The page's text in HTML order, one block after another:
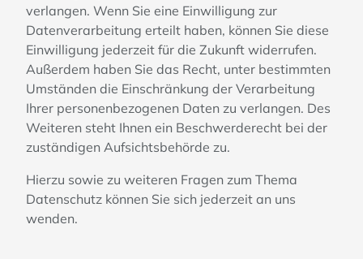
verlangen. Wenn Sie eine Einwilligung zur
Datenverarbeitung erteilt haben, können Sie diese
Einwilligung jederzeit für die Zukunft widerrufen.
Außerdem haben Sie das Recht, unter bestimmten
Umständen die Einschränkung der Verarbeitung
Ihrer personenbezogenen Daten zu verlangen. Des
Weiteren steht Ihnen ein Beschwerderecht bei der
zuständigen Aufsichtsbehörde zu.
Hierzu sowie zu weiteren Fragen zum Thema
Datenschutz können Sie sich jederzeit an uns
wenden.